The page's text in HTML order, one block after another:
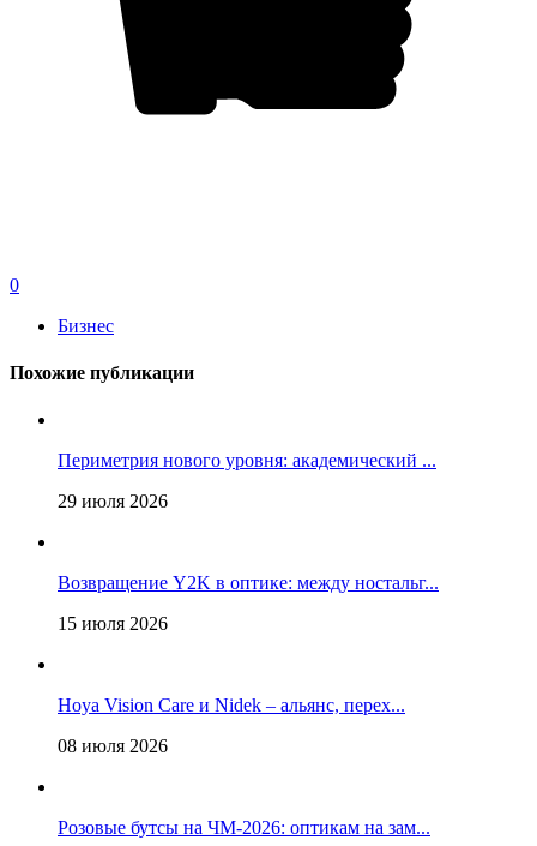
0
Бизнес
Похожие публикации
Периметрия нового уровня: академический ...
29 июля 2026
Возвращение Y2K в оптике: между ностальг...
15 июля 2026
Hoya Vision Care и Nidek – альянс, перех...
08 июля 2026
Розовые бутсы на ЧМ-2026: оптикам на зам...